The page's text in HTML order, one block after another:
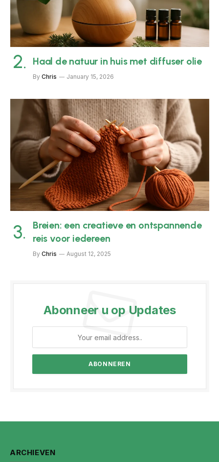
Haal de natuur in huis met diffuser olie
By Chris January 15, 2026
Breien: een creatieve en ontspannende
reis voor iedereen
By Chris August 12, 2025
Abonneer u op Updates
ARCHIEVEN